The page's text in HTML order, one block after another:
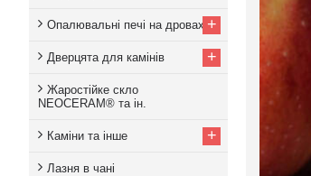
Опалювальні печі на дровах +
Дверцята для камінів +
Жаростійке скло
NEOCERAM® та ін.
Каміни та інше +
Лазня в чані